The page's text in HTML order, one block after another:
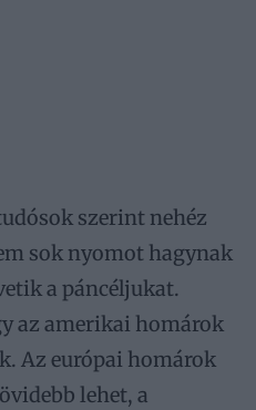
szerint nehéz
sok nyomot hagynak
a páncéljukat.
az amerikai homárok
Az európai homárok
lehet, a